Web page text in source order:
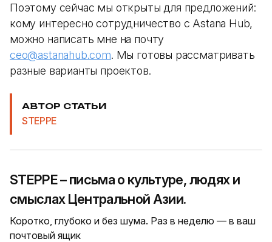
Поэтому сейчас мы открыты для предложений:
кому интересно сотрудничество с Astana Hub,
можно написать мне на почту
ceo@astanahub.com. Мы готовы рассматривать
разные варианты проектов.
АВТОР СТАТЬИ
STEPPE
STEPPE – письма о культуре, людях и
смыслах Центральной Азии.
Коротко, глубоко и без шума. Раз в неделю — в ваш
почтовый ящик